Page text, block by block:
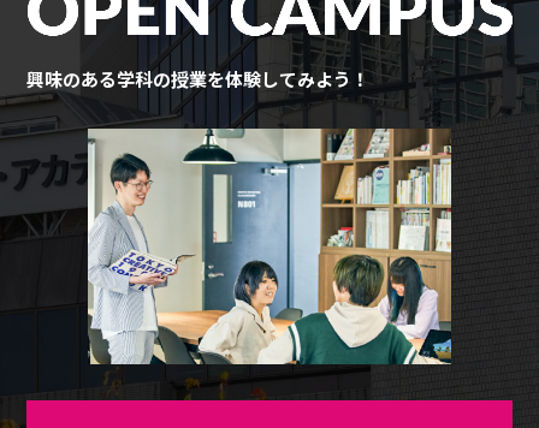
興味のある学科の授業を体験してみよう！